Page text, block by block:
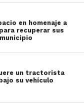
en homenaje a
recuperar sus
un tractorista
su vehículo